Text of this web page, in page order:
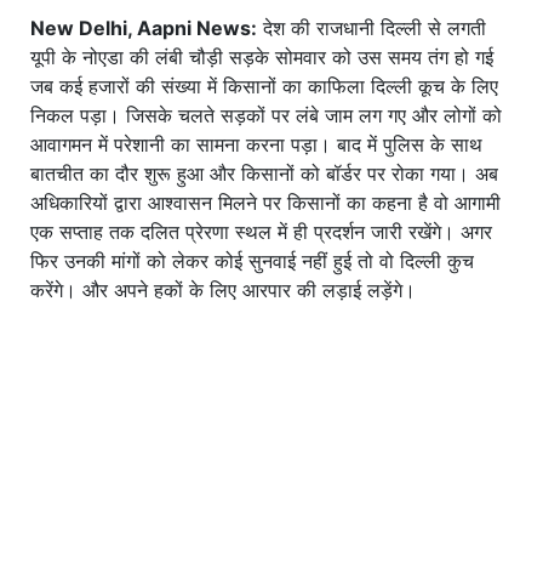
New Delhi, Aapni News: देश की राजधानी दिल्ली से लगती
यूपी के नोएडा की लंबी चौड़ी सड़के सोमवार को उस समय तंग हो गई
जब कई हजारों की संख्या में किसानों का काफिला दिल्ली कूच के लिए
निकल पड़ा। जिसके चलते सड़कों पर लंबे जाम लग गए और लोगों को
आवागमन में परेशानी का सामना करना पड़ा। बाद में पुलिस के साथ
बातचीत का दौर शुरू हुआ और किसानों को बॉर्डर पर रोका गया। अब
अधिकारियों द्वारा आश्वासन मिलने पर किसानों का कहना है वो आगामी
एक सप्ताह तक दलित प्रेरणा स्थल में ही प्रदर्शन जारी रखेंगे। अगर
फिर उनकी मांगों को लेकर कोई सुनवाई नहीं हुई तो वो दिल्ली कुच
करेंगे। और अपने हकों के लिए आरपार की लड़ाई लड़ेंगे।